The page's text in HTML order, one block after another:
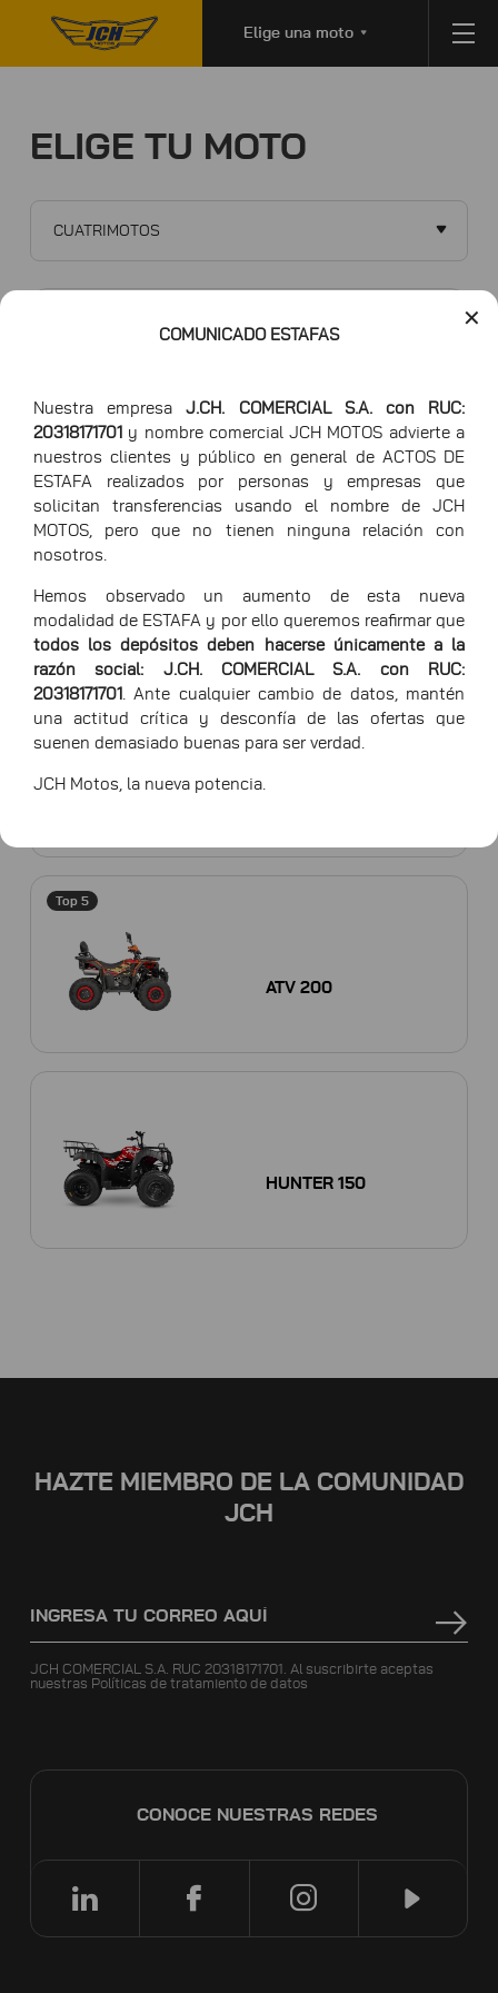
Elige una moto
✕
COMUNICADO ESTAFAS
Nuestra empresaJ.CH. COMERCIAL S.A. con RUC:
20318171701 y nombre comercial JCH MOTOS advierte a
nuestros clientes y público en general de ACTOS DE
ESTAFA realizados por personas y empresas que
solicitan transferencias usando el nombre de JCH
MOTOS, pero que no tienen ninguna relación con
nosotros.
Hemos observado un aumento de esta nueva
modalidad de ESTAFA y por ello queremos reafirmar que
todos los depósitos deben hacerse únicamente a la
razón social: J.CH. COMERCIAL S.A. con RUC:
20318171701 . Ante cualquier cambio de datos, mantén
una actitud crítica y desconfía de las ofertas que
suenen demasiado buenas para ser verdad.
JCH Motos, la nueva potencia.
ELIGE TU MOTO
CUATRIMOTOS
HAWK 150
Top 5
HAWK 200
X-CROSS 300
Top 5
ATV 200
HUNTER 150
HAZTE MIEMBRO DE LA COMUNIDAD
JCH
JCH COMERCIAL S.A. RUC 20318171701. Al suscribirte aceptas
nuestras Políticas de tratamiento de datos
CONOCE NUESTRAS REDES